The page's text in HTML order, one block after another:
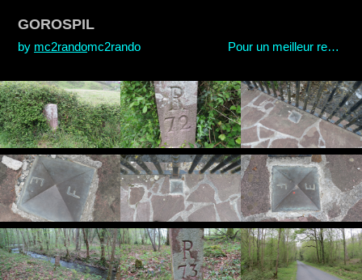
GOROSPIL
by mc2randomc2rando Pour un meilleur rendu passer en plein écran